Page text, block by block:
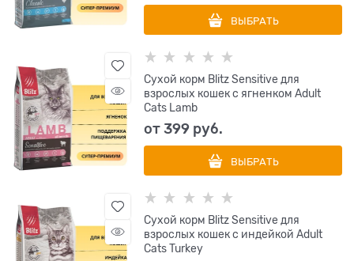
ВЫБРАТЬ
Сухой корм Blitz Sensitive для
взрослых кошек с ягненком Adult
Cats Lamb
от399 руб.
ВЫБРАТЬ
Сухой корм Blitz Sensitive для
взрослых кошек с индейкой Adult
Cats Turkey